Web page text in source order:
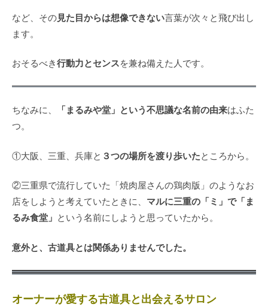
など、その見た目からは想像できない言葉が次々と飛び出し
ます。
おそるべき行動力とセンスを兼ね備えた人です。
ちなみに、 「まるみや堂」という不思議な名前の由来はふた
つ。
①大阪、三重、兵庫と ３つの場所を渡り歩いたところから。
②三重県で流行していた「焼肉屋さんの鶏肉版」のようなお
店をしようと考えていたときに、 マルに三重の「ミ」で「ま
るみ食堂」 という名前にしようと思っていたから。
意外と、古道具とは関係ありませんでした。
オーナーが愛する古道具と出会えるサロン